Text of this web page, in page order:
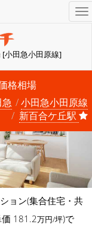
小田急小田原線]
格相場
小田急小田原線
新百合ケ丘駅
ョン(集合住宅・共
181.2万円/坪)で